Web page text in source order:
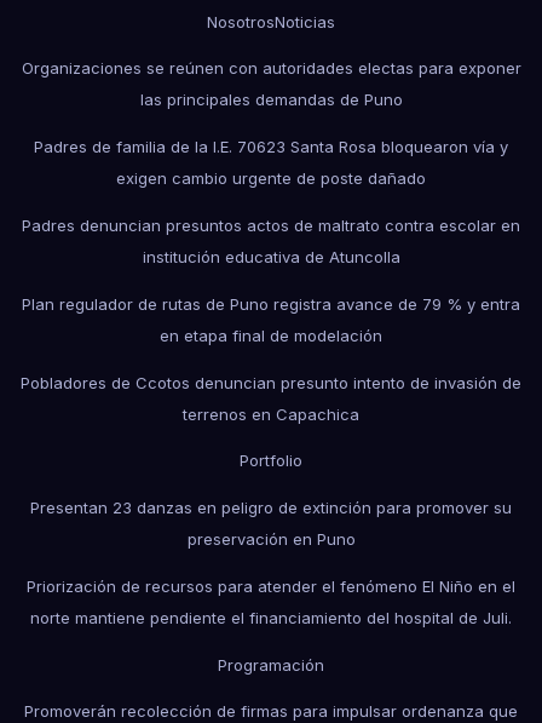
NosotrosNoticias
Organizaciones se reúnen con autoridades electas para exponer
las principales demandas de Puno
Padres de familia de la I.E. 70623 Santa Rosa bloquearon vía y
exigen cambio urgente de poste dañado
Padres denuncian presuntos actos de maltrato contra escolar en
institución educativa de Atuncolla
Plan regulador de rutas de Puno registra avance de 79 % y entra
en etapa final de modelación
Pobladores de Ccotos denuncian presunto intento de invasión de
terrenos en Capachica
Portfolio
Presentan 23 danzas en peligro de extinción para promover su
preservación en Puno
Priorización de recursos para atender el fenómeno El Niño en el
norte mantiene pendiente el financiamiento del hospital de Juli.
Programación
Promoverán recolección de firmas para impulsar ordenanza que